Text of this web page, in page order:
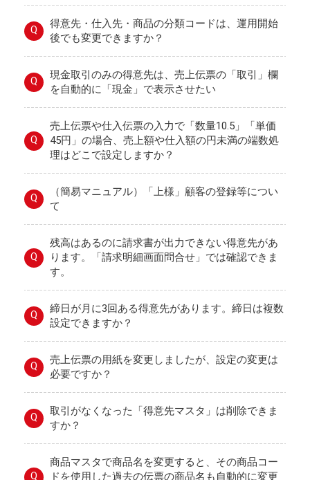
Q
得意先・仕入先・商品の分類コードは、運用開始
後でも変更できますか？
Q
現金取引のみの得意先は、売上伝票の「取引」欄
を自動的に「現金」で表示させたい
Q
売上伝票や仕入伝票の入力で「数量10.5」「単価
45円」の場合、売上額や仕入額の円未満の端数処
理はどこで設定しますか？
Q
（簡易マニュアル）「上様」顧客の登録等につい
て
Q
残高はあるのに請求書が出力できない得意先があ
ります。「請求明細画面問合せ」では確認できま
す。
Q
締日が月に3回ある得意先があります。締日は複数
設定できますか？
Q
売上伝票の用紙を変更しましたが、設定の変更は
必要ですか？
Q
取引がなくなった「得意先マスタ」は削除できま
すか？
Q
商品マスタで商品名を変更すると、その商品コー
ドを使用した過去の伝票の商品名も自動的に変更